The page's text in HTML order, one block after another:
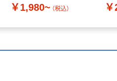
￥1,980~ （税込）